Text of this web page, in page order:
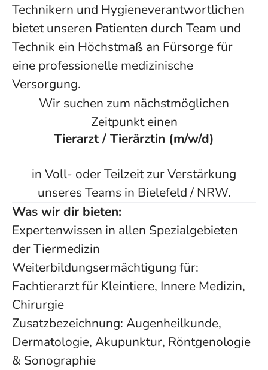
Technikern und Hygieneverantwortlichen
bietet unseren Patienten durch Team und
Technik ein Höchstmaß an Fürsorge für
eine professionelle medizinische
Versorgung.
Wir suchen zum nächstmöglichen
Zeitpunkt einen
Tierarzt / Tierärztin (m/w/d)
in Voll- oder Teilzeit zur Verstärkung
unseres Teams in Bielefeld / NRW.
Was wir dir bieten:
Expertenwissen in allen Spezialgebieten
der Tiermedizin
Weiterbildungsermächtigung für:
Fachtierarzt für Kleintiere, Innere Medizin,
Chirurgie
Zusatzbezeichnung: Augenheilkunde,
Dermatologie, Akupunktur, Röntgenologie
& Sonographie